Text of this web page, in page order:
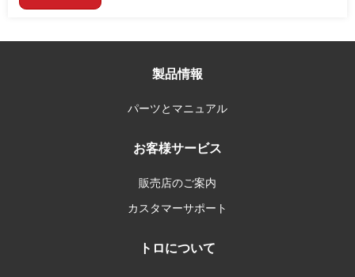
製品情報
パーツとマニュアル
お客様サービス
販売店のご案内
カスタマーサポート
トロについて